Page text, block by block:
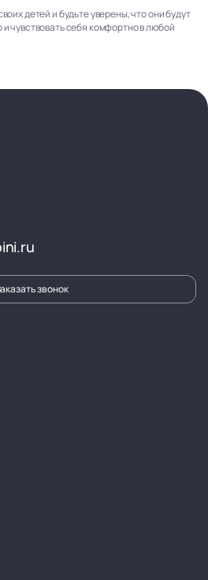
детей и будьте уверены, что они будут
и чувствовать себя комфортно в любой
звонок